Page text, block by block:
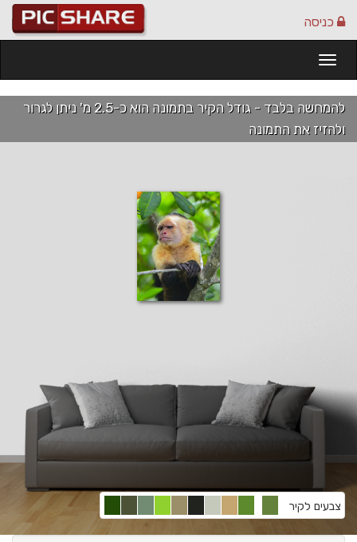
כניסה
להמחשה בלבד - גודל הקיר בתמונה הוא כ-2.5 מ' ניתן לגרור
ולהזיז את התמונה
צבעים לקיר